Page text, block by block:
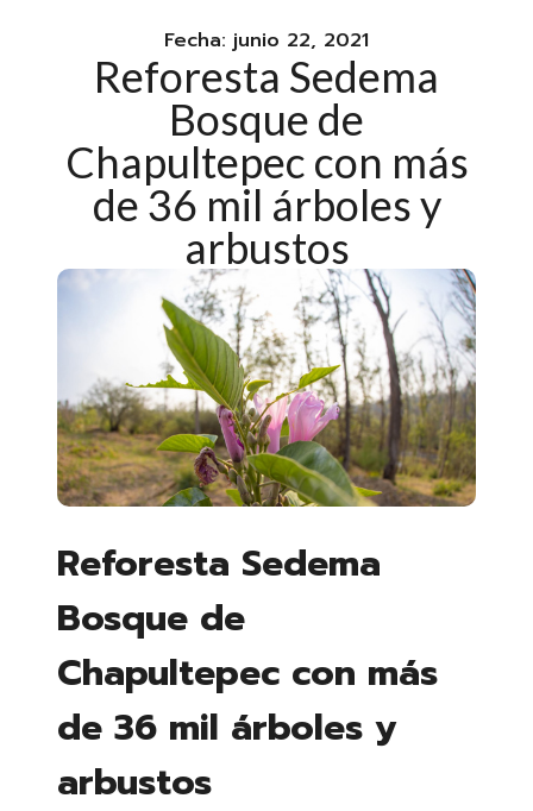
Fecha: junio 22, 2021
Reforesta Sedema
Bosque de
Chapultepec con más
de 36 mil árboles y
arbustos
Reforesta Sedema
Bosque de
Chapultepec con más
de 36 mil árboles y
arbustos